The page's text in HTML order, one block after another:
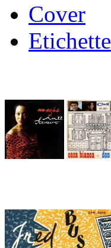
Cover
Etichette